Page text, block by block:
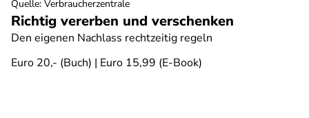
Richtig vererben und verschenken
Den eigenen Nachlass rechtzeitig regeln
Euro 20,- (Buch) | Euro 15,99 (E-Book)
Quelle: Verbraucherzentrale